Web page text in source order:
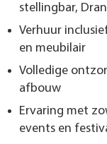
stellingbar,
Verhuur
en meubilair
Volledige
afbouw
Ervaring met
events en